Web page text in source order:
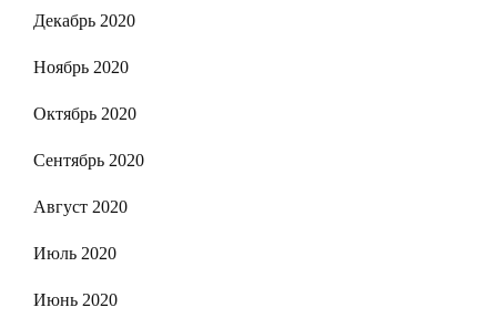
Декабрь 2020
Ноябрь 2020
Октябрь 2020
Сентябрь 2020
Август 2020
Июль 2020
Июнь 2020